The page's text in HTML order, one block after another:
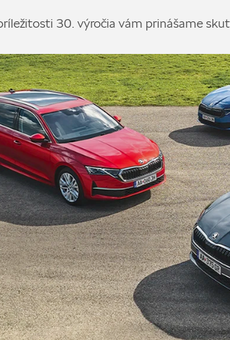
30. výročia vám prinášame